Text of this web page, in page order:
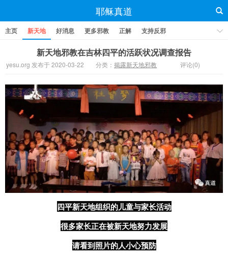
耶稣真道
主页 新天地 好消息 更多邪教 正解 支持反邪
新天地邪教在吉林四平的活跃状况调查报告
yesu.org 发布于 2020-03-22 分类： 揭露新天地邪教 评论(0)
四平新天地组织的儿童与家长活动
很多家长正在被新天地努力发展
请看到照片的人小心预防